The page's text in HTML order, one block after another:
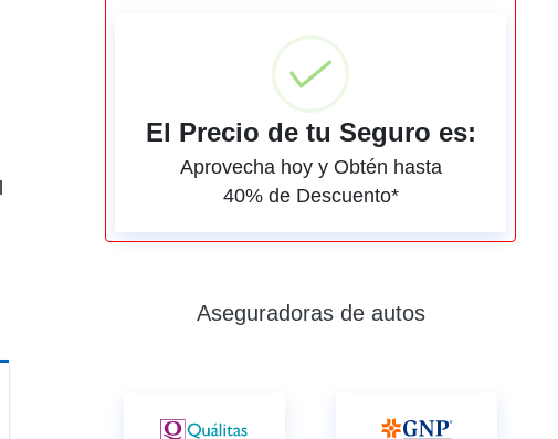
El Precio de tu Seguro es:
Aprovecha hoy y Obtén hasta
40% de Descuento*
Aseguradoras de autos